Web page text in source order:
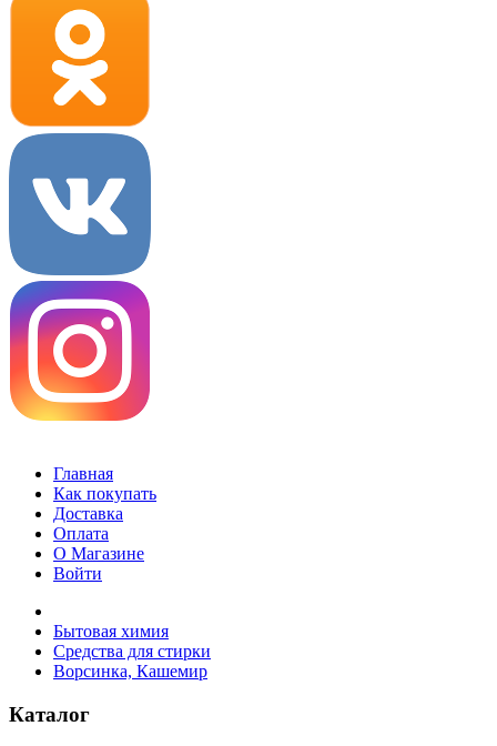
Главная
Как покупать
Доставка
Оплата
О Магазине
Войти
Бытовая химия
Средства для стирки
Ворсинка, Кашемир
Каталог